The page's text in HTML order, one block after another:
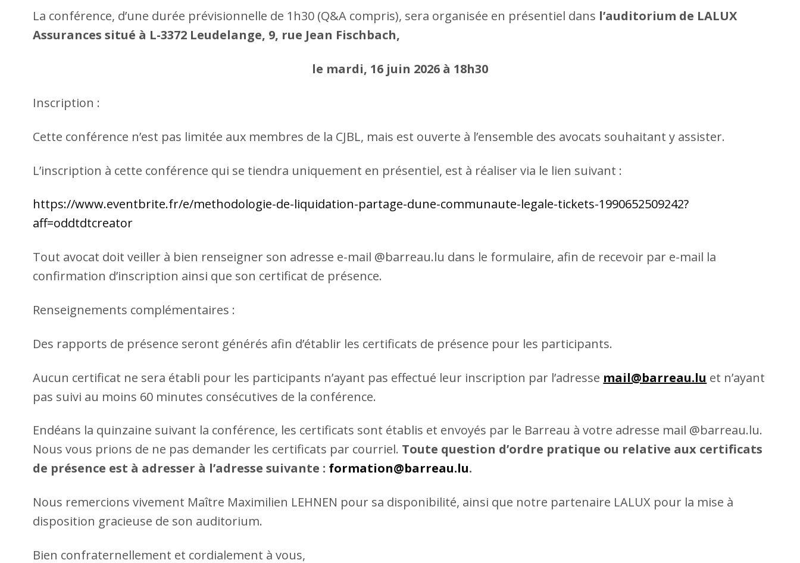
La conférence, d’une durée prévisionnelle de 1h30 (Q&A compris), sera organisée en présentiel dans l’auditorium de LALUX
Assurances situé à L-3372 Leudelange, 9, rue Jean Fischbach,
le mardi, 16 juin 2026 à 18h30
Inscription :
Cette conférence n’est pas limitée aux membres de la CJBL, mais est ouverte à l’ensemble des avocats souhaitant y assister.
L’inscription à cette conférence qui se tiendra uniquement en présentiel, est à réaliser via le lien suivant :
https://www.eventbrite.fr/e/methodologie-de-liquidation-partage-dune-communaute-legale-tickets-1990652509242?
aff=oddtdtcreator
Tout avocat doit veiller à bien renseigner son adresse e-mail @barreau.lu dans le formulaire, afin de recevoir par e-mail la
confirmation d’inscription ainsi que son certificat de présence.
Renseignements complémentaires :
Des rapports de présence seront générés afin d’établir les certificats de présence pour les participants.
Aucun certificat ne sera établi pour les participants n’ayant pas effectué leur inscription par l’adresse mail@barreau.lu et n’ayant
pas suivi au moins 60 minutes consécutives de la conférence.
Endéans la quinzaine suivant la conférence, les certificats sont établis et envoyés par le Barreau à votre adresse mail @barreau.lu.
Nous vous prions de ne pas demander les certificats par courriel. Toute question d’ordre pratique ou relative aux certificats
de présence est à adresser à l’adresse suivante : formation@barreau.lu.
Nous remercions vivement Maître Maximilien LEHNEN pour sa disponibilité, ainsi que notre partenaire LALUX pour la mise à
disposition gracieuse de son auditorium.
Bien confraternellement et cordialement à vous,